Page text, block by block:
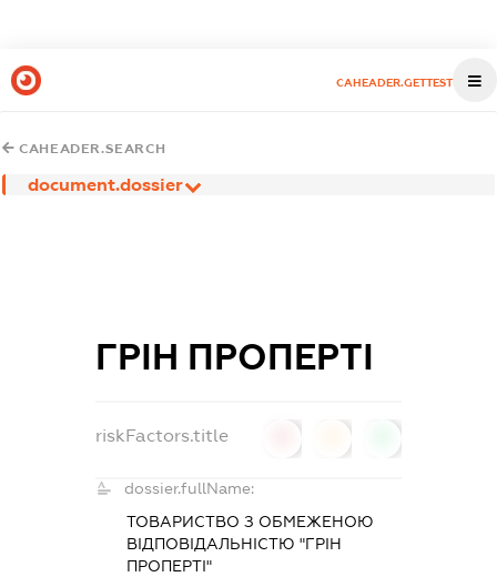
CAHEADER.GETTEST
CAHEADER.SEARCH
document.dossier
ГРІН ПРОПЕРТІ
riskFactors.title
dossier.fullName:
ТОВАРИСТВО З ОБМЕЖЕНОЮ
ВІДПОВІДАЛЬНІСТЮ "ГРІН
ПРОПЕРТІ"